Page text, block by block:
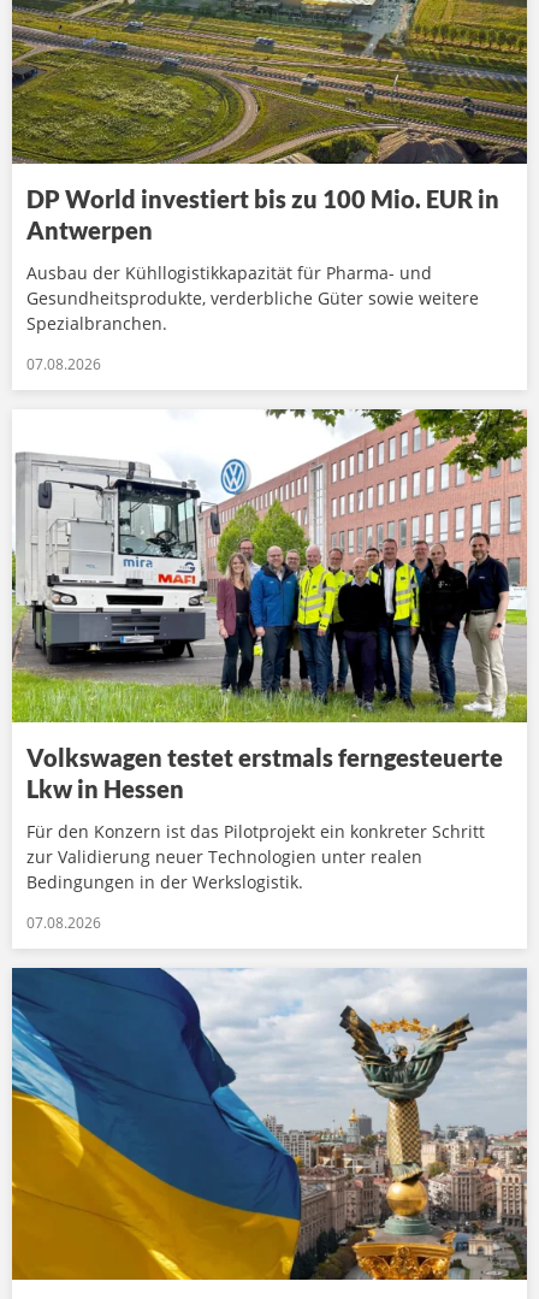
DP World investiert bis zu 100 Mio. EUR in
Antwerpen
Ausbau der Kühllogistikkapazität für Pharma- und
Gesundheitsprodukte, verderbliche Güter sowie weitere
Spezialbranchen.
07.08.2026
Volkswagen testet erstmals ferngesteuerte
Lkw in Hessen
Für den Konzern ist das Pilotprojekt ein konkreter Schritt
zur Validierung neuer Technologien unter realen
Bedingungen in der Werkslogistik.
07.08.2026